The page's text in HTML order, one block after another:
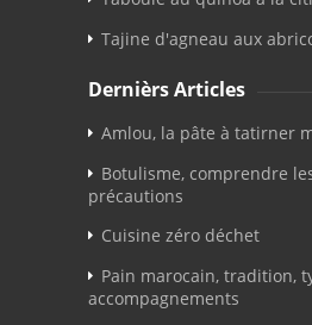
Tajine d'agneau aux
Dernièrs Articles
Amlou, la pâte à tatirner
Botulisme, comprendre
précautions
Cuisine zéro déchet
Pain marocain, tradition,
accompagnements